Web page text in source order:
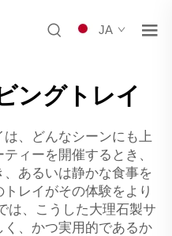
JA
ングトレイ
、どんなシーンにも上
ィーを開催するとき、
あるいは静かな食事を
レイがその体験をより
は、こうした大理石製サ
、かつ実用的であるか